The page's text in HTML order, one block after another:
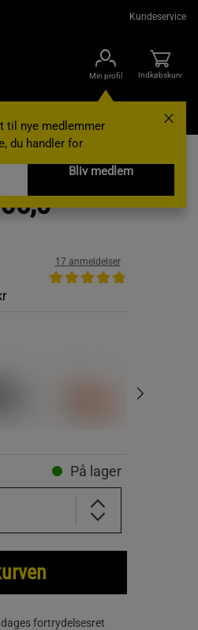
Kundeservice
Min profil
til nye medlemmer
du handler for
Bliv medlem
Indkøbskurv
Gavekort
17 anmeldelser
På lager
fortrydelsesret